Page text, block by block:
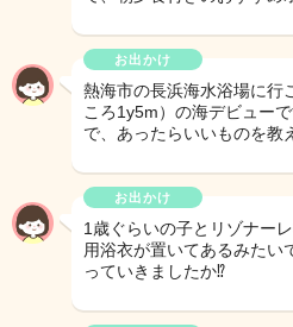
お出かけ
熱海市の長浜海水浴場に行
ころ1y5m）の海デビュー
で、あったらいいものを教
お出かけ
1歳ぐらいの子とリゾナー
用浴衣が置いてあるみたい
っていきましたか⁉️